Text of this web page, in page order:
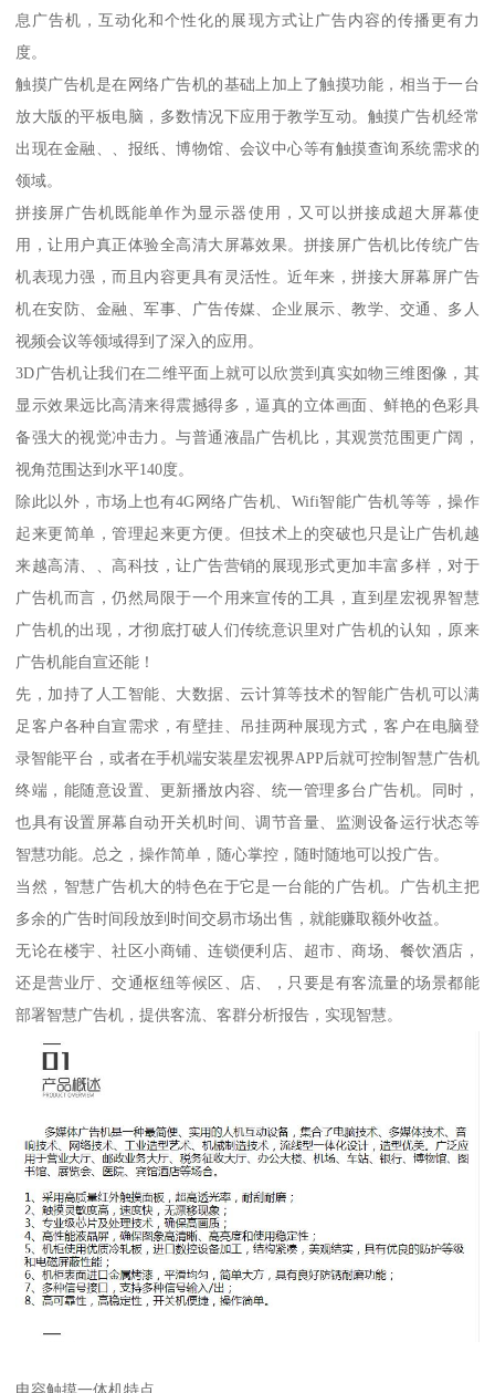
息广告机，互动化和个性化的展现方式让广告内容的传播更有力
度。
触摸广告机是在网络广告机的基础上加上了触摸功能，相当于一台
放大版的平板电脑，多数情况下应用于教学互动。触摸广告机经常
出现在金融、、报纸、博物馆、会议中心等有触摸查询系统需求的
领域。
拼接屏广告机既能单作为显示器使用，又可以拼接成超大屏幕使
用，让用户真正体验全高清大屏幕效果。拼接屏广告机比传统广告
机表现力强，而且内容更具有灵活性。近年来，拼接大屏幕屏广告
机在安防、金融、军事、广告传媒、企业展示、教学、交通、多人
视频会议等领域得到了深入的应用。
3D广告机让我们在二维平面上就可以欣赏到真实如物三维图像，其
显示效果远比高清来得震撼得多，逼真的立体画面、鲜艳的色彩具
备强大的视觉冲击力。与普通液晶广告机比，其观赏范围更广阔，
视角范围达到水平140度。
除此以外，市场上也有4G网络广告机、Wifi智能广告机等等，操作
起来更简单，管理起来更方便。但技术上的突破也只是让广告机越
来越高清、、高科技，让广告营销的展现形式更加丰富多样，对于
广告机而言，仍然局限于一个用来宣传的工具，直到星宏视界智慧
广告机的出现，才彻底打破人们传统意识里对广告机的认知，原来
广告机能自宣还能！
先，加持了人工智能、大数据、云计算等技术的智能广告机可以满
足客户各种自宣需求，有壁挂、吊挂两种展现方式，客户在电脑登
录智能平台，或者在手机端安装星宏视界APP后就可控制智慧广告机
终端，能随意设置、更新播放内容、统一管理多台广告机。同时，
也具有设置屏幕自动开关机时间、调节音量、监测设备运行状态等
智慧功能。总之，操作简单，随心掌控，随时随地可以投广告。
当然，智慧广告机大的特色在于它是一台能的广告机。广告机主把
多余的广告时间段放到时间交易市场出售，就能赚取额外收益。
无论在楼宇、社区小商铺、连锁便利店、超市、商场、餐饮酒店，
还是营业厅、交通枢纽等候区、店、，只要是有客流量的场景都能
部署智慧广告机，提供客流、客群分析报告，实现智慧。